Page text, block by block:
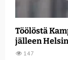
Töölöstä
jälleen
147